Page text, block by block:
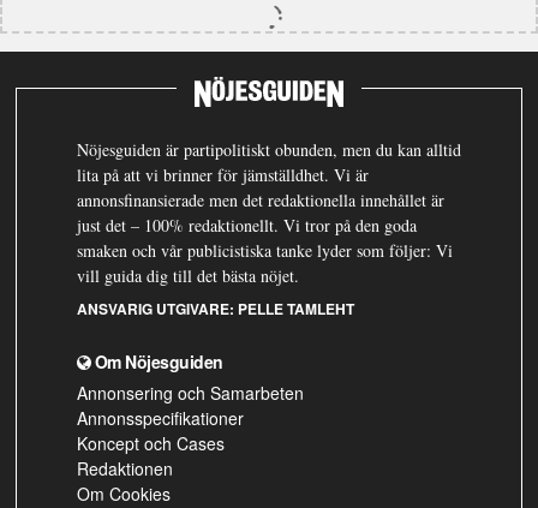
Nöjesguiden är partipolitiskt obunden, men du kan alltid
lita på att vi brinner för jämställdhet. Vi är
annonsfinansierade men det redaktionella innehållet är
just det – 100% redaktionellt. Vi tror på den goda
smaken och vår publicistiska tanke lyder som följer: Vi
vill guida dig till det bästa nöjet.
ANSVARIG UTGIVARE: PELLE TAMLEHT
Om Nöjesguiden
Annonsering och Samarbeten
Annonsspecifikationer
Koncept och Cases
Redaktionen
Om Cookies